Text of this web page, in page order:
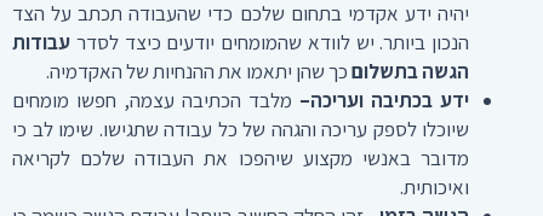
יהיה ידע אקדמי בתחום שלכם כדי שהעבודה תכתב על הצד
הנכון ביותר. יש לוודא שהמומחים יודעים כיצד לסדר עבודות
הגשה בתשלוםכך שהן יתאמו את ההנחיות של האקדמיה.
ידע בכתיבה ועריכה–מלבד הכתיבה עצמה, חפשו מומחים
שיוכלו לספק עריכה והגהה של כל עבודה שתגישו. שימו לב כי
מדובר באנשי מקצוע שיהפכו את העבודה שלכם לקריאה
ואיכותית.